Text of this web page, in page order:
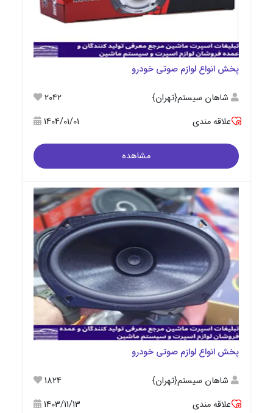
پخش انواع لوازم صوتی خودرو
شاهان سیستم{تهران}
2042
علاقه مندی
1404/01/01
مشاهده
پخش انواع لوازم صوتی خودرو
شاهان سیستم{تهران}
1824
علاقه مندی
1403/11/13